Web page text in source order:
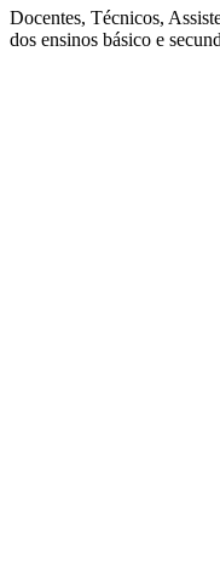
Docentes, Técnicos,
dos ensinos básico e